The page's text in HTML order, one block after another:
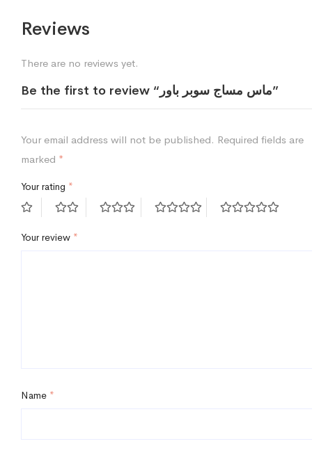
Reviews
There are no reviews yet.
Be the first to review “ماس مساج سوبر باور”
Your email address will not be published. Required fields are
marked *
Your rating *
Your review *
Name *